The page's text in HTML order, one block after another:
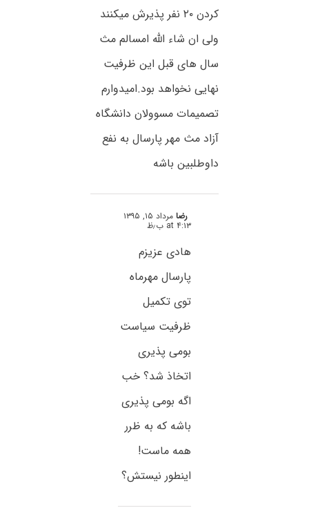
کردن ۲۰ نفر پذیرش میکنند
ولی ان شاء الله امسالم مث
سال های قبل این ظرفیت
نهایی نخواهد بود.امیدوارم
تصمیمات مسوولان دانشگاه
آزاد مث مهر پارسال به نفع
داوطلبین باشه
رضا مرداد ۱۵, ۱۳۹۵
at ۴:۱۳ ب٫ظ
هادی عزیزم
پارسال مهرماه
توی تکمیل
ظرفیت سیاست
بومی پذیری
اتخاذ شد؟ خب
اگه بومی پذیری
باشه که به ظرر
همه ماست!
اینطور نیستش؟